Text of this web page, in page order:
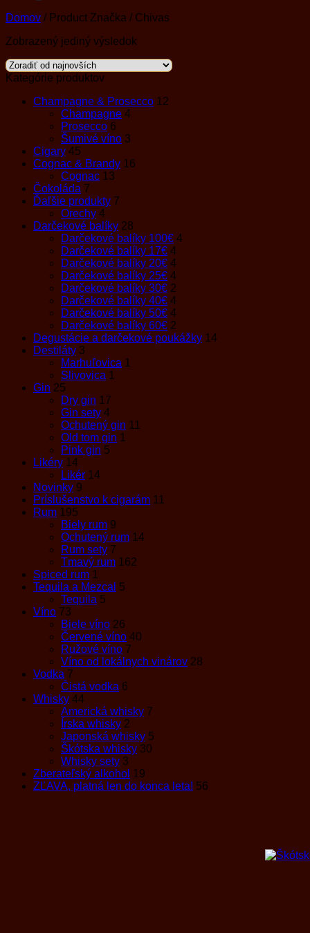
Domov / Product Značka / Chivas
Zobrazený jediný výsledok
Kategórie produktov
Champagne & Prosecco 12
Champagne 4
Prosecco 6
Šumivé víno 3
Cigary 45
Cognac & Brandy 16
Cognac 13
Čokoláda 7
Ďaľšie produkty 7
Orechy 4
Darčekové balíky 28
Darčekové balíky 100€ 4
Darčekové balíky 17€ 4
Darčekové balíky 20€ 4
Darčekové balíky 25€ 4
Darčekové balíky 30€ 2
Darčekové balíky 40€ 4
Darčekové balíky 50€ 4
Darčekové balíky 60€ 2
Degustácie a darčekové poukážky 14
Destiláty 3
Marhuľovica 1
Slivovica 1
Gin 25
Dry gin 17
Gin sety 4
Ochutený gin 11
Old tom gin 1
Pink gin 5
Likéry 14
Likér 14
Novinky 9
Príslušenstvo k cigarám 11
Rum 195
Biely rum 9
Ochutený rum 14
Rum sety 7
Tmavý rum 162
Spiced rum 1
Tequila a Mezcal 5
Tequila 5
Víno 73
Biele víno 26
Červené víno 40
Ružové víno 7
Víno od lokálnych vinárov 28
Vodka 7
Čistá vodka 6
Whisky 44
Americká whisky 7
Írska whisky 2
Japonská whisky 5
Škótska whisky 30
Whisky sety 3
Zberateľský alkohol 19
ZĽAVA, platná len do konca leta! 56